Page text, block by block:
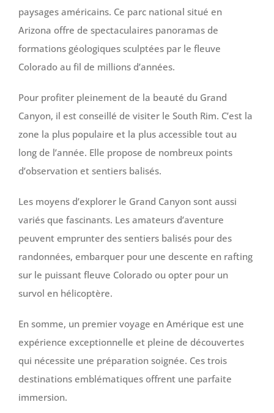
paysages américains. Ce parc national situé en
Arizona offre de spectaculaires panoramas de
formations géologiques sculptées par le fleuve
Colorado au fil de millions d’années.
Pour profiter pleinement de la beauté du Grand
Canyon, il est conseillé de visiter le South Rim. C’est la
zone la plus populaire et la plus accessible tout au
long de l’année. Elle propose de nombreux points
d’observation et sentiers balisés.
Les moyens d’explorer le Grand Canyon sont aussi
variés que fascinants. Les amateurs d’aventure
peuvent emprunter des sentiers balisés pour des
randonnées, embarquer pour une descente en rafting
sur le puissant fleuve Colorado ou opter pour un
survol en hélicoptère.
En somme, un premier voyage en Amérique est une
expérience exceptionnelle et pleine de découvertes
qui nécessite une préparation soignée. Ces trois
destinations emblématiques offrent une parfaite
immersion.